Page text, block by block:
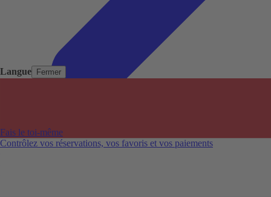
Langue Fermer
Fais le toi-même
Contrôlez vos réservations, vos favoris et vos paiements
Aéroports populaires
Villes populaires
Australie